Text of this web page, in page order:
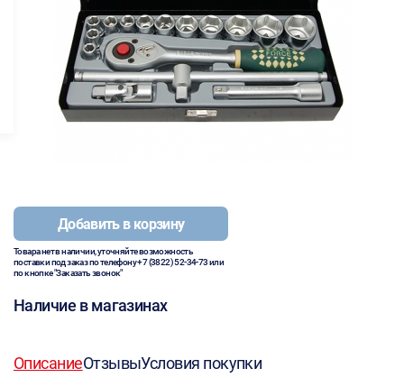
Добавить в корзину
Товара нет в наличии, уточняйте возможность
поставки под заказ по телефону+7 (3822) 52-34-73или
по кнопке "Заказать звонок"
Наличие в магазинах
ОписаниеОтзывыУсловия покупки